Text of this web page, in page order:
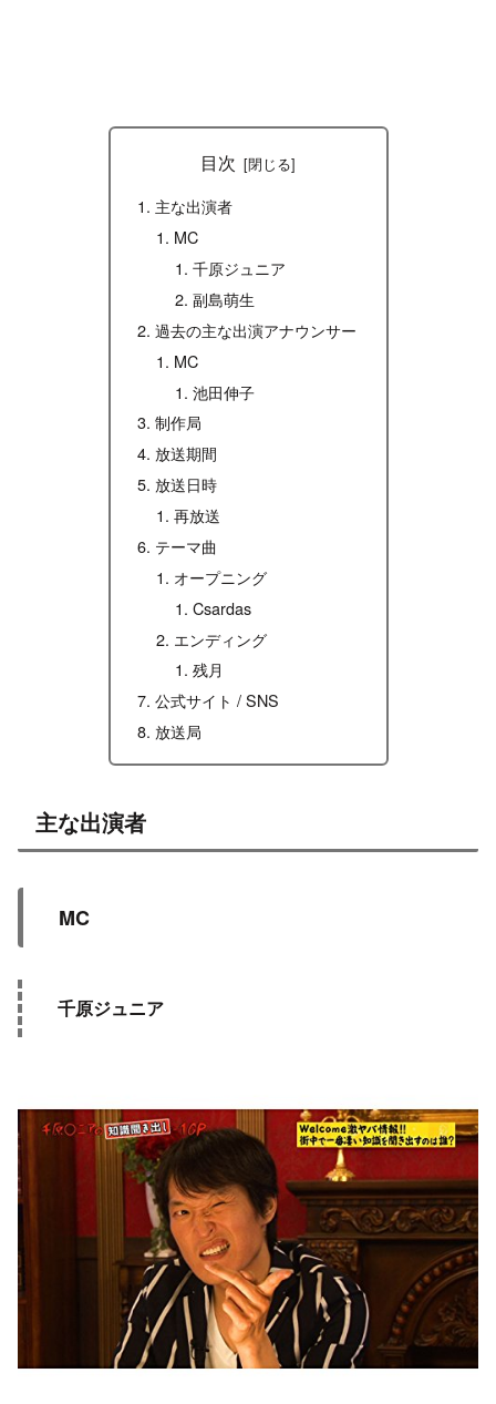
目次
主な出演者
MC
千原ジュニア
副島萌生
過去の主な出演アナウンサー
MC
池田伸子
制作局
放送期間
放送日時
再放送
テーマ曲
オープニング
Csardas
エンディング
残月
公式サイト / SNS
放送局
主な出演者
MC
千原ジュニア